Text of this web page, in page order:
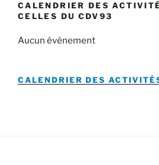
CALENDRIER DES
CELLES DU CDV93
Aucun évènement
CALENDRIER DES